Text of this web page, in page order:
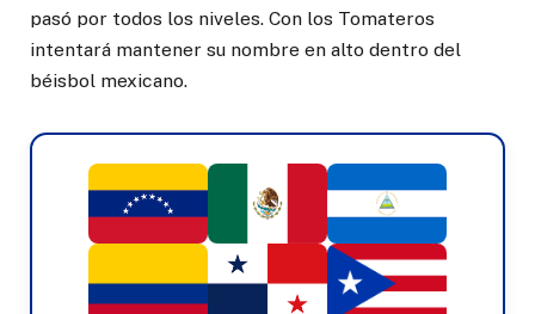
pasó por todos los niveles. Con los Tomateros
intentará mantener su nombre en alto dentro del
béisbol mexicano.